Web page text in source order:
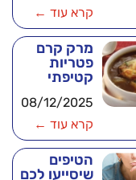
קרא עוד ←
מרק קרם
פטריות
קטיפתי
08/12/2025
קרא עוד ←
הטיפים
שיסייעו לכם